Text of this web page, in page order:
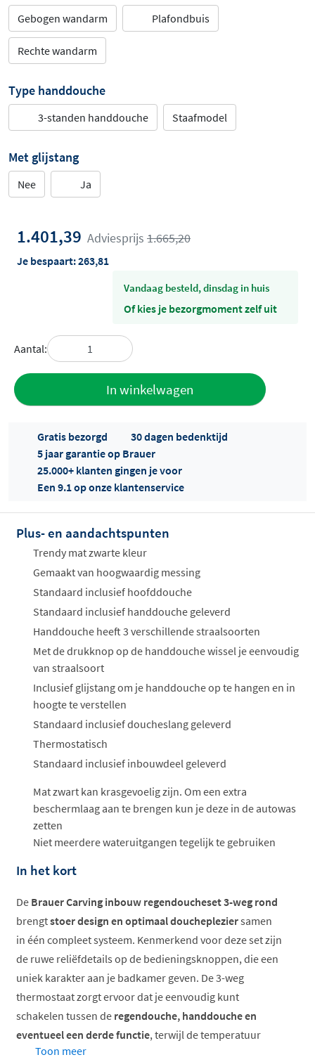
Gebogen wandarm Plafondbuis
Rechte wandarm
Type handdouche
3-standen handdouche Staafmodel
Met glijstang
Nee Ja
1.401,39 Adviesprijs 1.665,20
Je bespaart:263,81
vandaag besteld, dinsdag in huis
Of kies je bezorgmoment zelf uit
Aantal:
In winkelwagen
Offertes
ophalen...
Gratis bezorgd
30 dagen bedenktijd
5 jaar garantie op Brauer
25.000+ klanten gingen je voor
Een 9.1 op onze klantenservice
Plus- en aandachtspunten
Trendy mat zwarte kleur
Gemaakt van hoogwaardig messing
Standaard inclusief hoofddouche
Standaard inclusief handdouche geleverd
Handdouche heeft 3 verschillende straalsoorten
Met de drukknop op de handdouche wissel je eenvoudig
van straalsoort
Inclusief glijstang om je handdouche op te hangen en in
hoogte te verstellen
Standaard inclusief doucheslang geleverd
Thermostatisch
Standaard inclusief inbouwdeel geleverd
Mat zwart kan krasgevoelig zijn. Om een extra
beschermlaag aan te brengen kun je deze in de autowas
zetten
Niet meerdere wateruitgangen tegelijk te gebruiken
In het kort
De Brauer Carving inbouw regendoucheset 3-weg rond
brengtstoer design en optimaal douchepleziersamen
in één compleet systeem. Kenmerkend voor deze set zijn
de ruwe reliëfdetails op de bedieningsknoppen, die een
uniek karakter aan je badkamer geven. De 3-weg
thermostaat zorgt ervoor dat je eenvoudig kunt
schakelen tussen de regendouche, handdouche en
eventueel een derde functie, terwijl de temperatuur
constant blijft.
Toon meer